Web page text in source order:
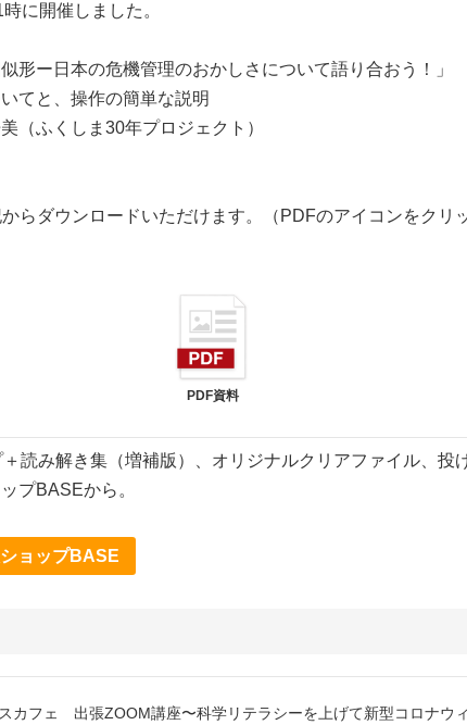
に開催しました。
形ー日本の危機管理のおかしさについて語り合おう！」
てと、操作の簡単な説明
（ふくしま30年プロジェクト）
らダウンロードいただけます。（PDFのアイコンをクリ
PDF資料
読み解き集（増補版）、オリジナルクリアファイル、投
プBASEから。
ョップBASE
フェ 出張ZOOM講座〜科学リテラシーを上げて新型コロナウ